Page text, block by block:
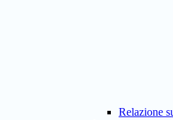
Relazione